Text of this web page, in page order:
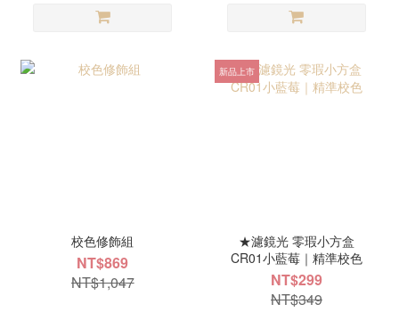
校色修飾組
NT$869
NT$1,047
新品上市
★濾鏡光 零瑕小方盒
CR01小藍莓｜精準校色
NT$299
NT$349